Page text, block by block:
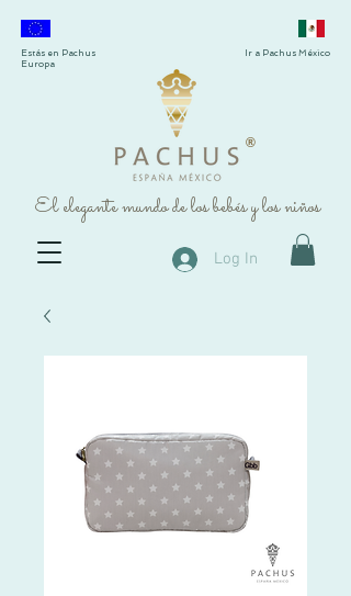
®
El elegante mundo de los bebés y los niños
Estás en Pachus
Europa
Ir a Pachus México
Log In